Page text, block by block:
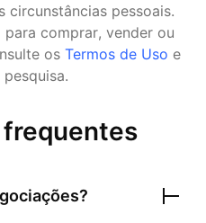
circunstâncias pessoais.
comprar, vender ou
os Termos de Uso e